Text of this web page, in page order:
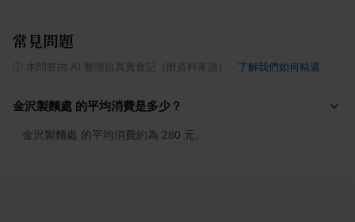
常見問題
本問答由 AI 整理自真實食記（附資料來源） 了解我們如何精選
金沢製麵處 的平均消費是多少？
金沢製麵處 的平均消費約為 280 元。